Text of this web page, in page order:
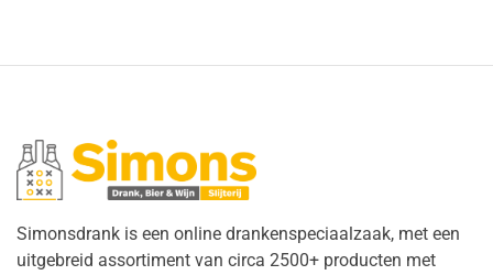
Simonsdrank is een online drankenspeciaalzaak, met een
uitgebreid assortiment van circa 2500+ producten met